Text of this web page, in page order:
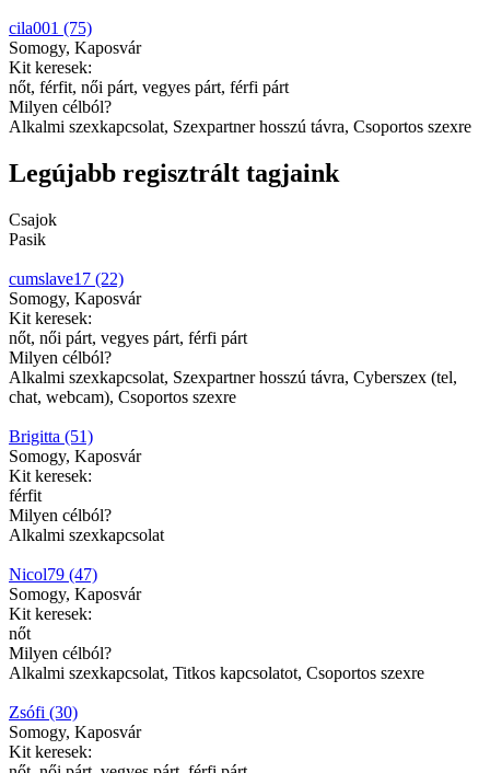
cila001 (75)
Somogy, Kaposvár
Kit keresek:
nőt, férfit, női párt, vegyes párt, férfi párt
Milyen célból?
Alkalmi szexkapcsolat, Szexpartner hosszú távra, Csoportos szexre
Legújabb regisztrált tagjaink
Csajok
Pasik
cumslave17 (22)
Somogy, Kaposvár
Kit keresek:
nőt, női párt, vegyes párt, férfi párt
Milyen célból?
Alkalmi szexkapcsolat, Szexpartner hosszú távra, Cyberszex (tel,
chat, webcam), Csoportos szexre
Brigitta (51)
Somogy, Kaposvár
Kit keresek:
férfit
Milyen célból?
Alkalmi szexkapcsolat
Nicol79 (47)
Somogy, Kaposvár
Kit keresek:
nőt
Milyen célból?
Alkalmi szexkapcsolat, Titkos kapcsolatot, Csoportos szexre
Zsófi (30)
Somogy, Kaposvár
Kit keresek: